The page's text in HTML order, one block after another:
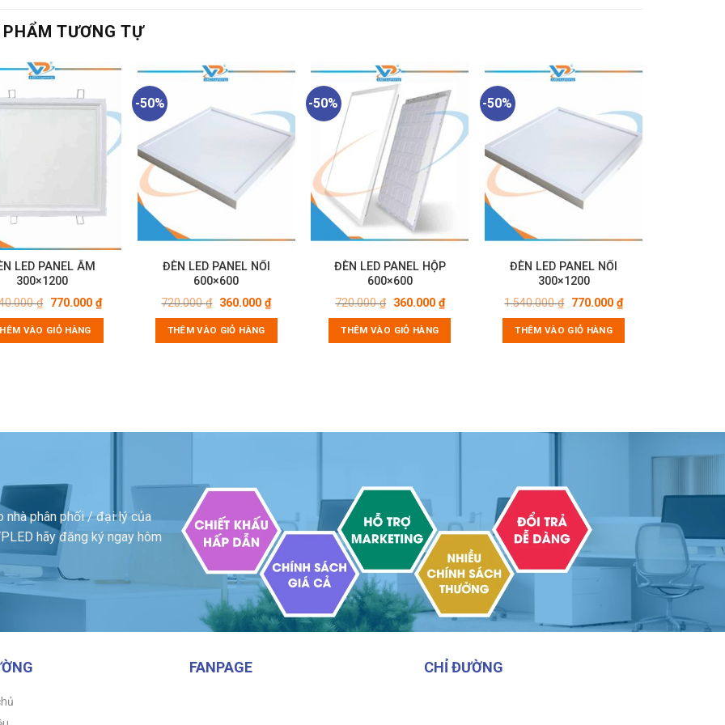
TƯƠNG TỰ
LED PANEL ÂM
300×1200
₫ Giá
là:
1.540.000 ₫.
770.000 ₫Giá
hiện
770.000 ₫.
VÀO GIỎ HÀNG
-50%
ĐÈN LED PANEL NỔI
600×600
720.000₫ Giá
là:
720.000 ₫.
360.000 ₫Giá
hiện
360.000 ₫.
THÊM VÀO GIỎ HÀNG
-50%
ĐÈN LED PANEL HỘP
600×600
720.000₫ Giá
là:
720.000 ₫.
360.000 ₫Giá
hiện
360.000 ₫.
THÊM VÀO GIỎ HÀNG
-50%
ĐÈN LED PANEL NỔI
300×1200
1.540.000₫ Giá
là:
1.540.000 ₫.
770.000 ₫Giá
hiện
770.000 ₫.
THÊM VÀO GIỎ HÀNG
nhà phân phối / đại lý của
hãy đăng ký ngay hôm
FANPAGE CHỈ ĐƯỜNG